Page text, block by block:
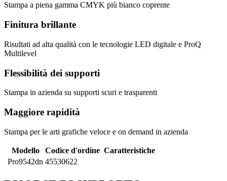
Stampa a piena gamma CMYK più bianco coprente
Finitura brillante
Risultati ad alta qualità con le tecnologie LED digitale e ProQ
Multilevel
Flessibilità dei supporti
Stampa in azienda su supporti scuri e trasparenti
Maggiore rapidità
Stampa per le arti grafiche veloce e on demand in azienda
Modello Codice d'ordine Caratteristiche
Pro9542dn 45530622